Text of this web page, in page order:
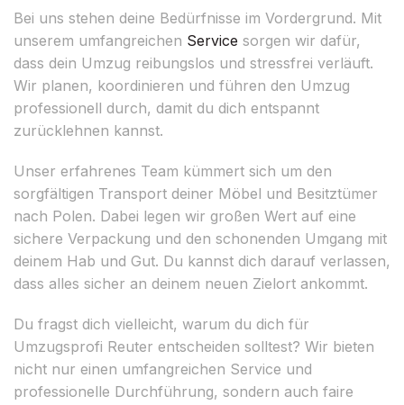
Bei uns stehen deine Bedürfnisse im Vordergrund. Mit
unserem umfangreichen Service sorgen wir dafür,
dass dein Umzug reibungslos und stressfrei verläuft.
Wir planen, koordinieren und führen den Umzug
professionell durch, damit du dich entspannt
zurücklehnen kannst.
Unser erfahrenes Team kümmert sich um den
sorgfältigen Transport deiner Möbel und Besitztümer
nach Polen. Dabei legen wir großen Wert auf eine
sichere Verpackung und den schonenden Umgang mit
deinem Hab und Gut. Du kannst dich darauf verlassen,
dass alles sicher an deinem neuen Zielort ankommt.
Du fragst dich vielleicht, warum du dich für
Umzugsprofi Reuter entscheiden solltest? Wir bieten
nicht nur einen umfangreichen Service und
professionelle Durchführung, sondern auch faire